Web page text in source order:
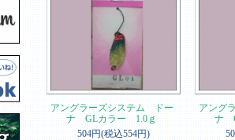
アングラーズシステム ドー
ナ GLカラー 1.0ｇ
504円(税込554円)
アング
ナ